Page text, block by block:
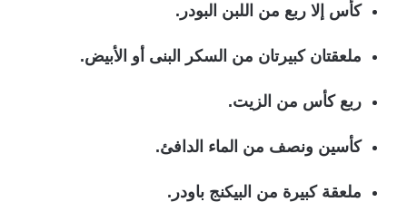
كأس إلا ربع من اللبن البودر.
ملعقتان كبيرتان من السكر البنى أو الأبيض.
ربع كأس من الزيت.
كأسين ونصف من الماء الدافئ.
ملعقة كبيرة من البيكنج باودر.